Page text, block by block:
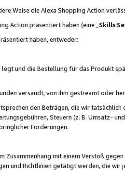
Weise die Alexa Shopping Action
Action präsentiert haben (eine „ Skills
haben, entweder:
und die Bestellung für das Produkt
versandt, von ihm gestreamt oder
den Beträgen, die wir
Steuern (z. B. Umsatz-
Forderungen.
mit einem Verstoß
und Richtlinien getätigt werden, die